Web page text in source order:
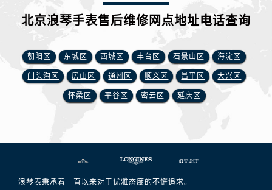
北京浪琴手表售后维修网点地址电话查询
朝阳区 东城区 西城区 丰台区 石景山区 海淀区
门头沟区 房山区 通州区 顺义区 昌平区 大兴区
怀柔区 平谷区 密云区 延庆区
浪琴表秉承着一直以来对于优雅态度的不懈追求。